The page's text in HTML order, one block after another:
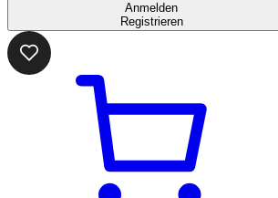
Anmelden
Registrieren